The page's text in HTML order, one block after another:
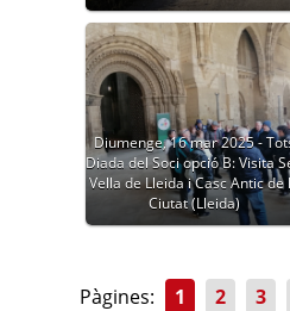
Diumenge, 16 mar 2025 -
Diada del Soci opció B: Visita
Vella de Lleida i Casc Antic de
Ciutat (Lleida)
Pàgines: 1 2 3